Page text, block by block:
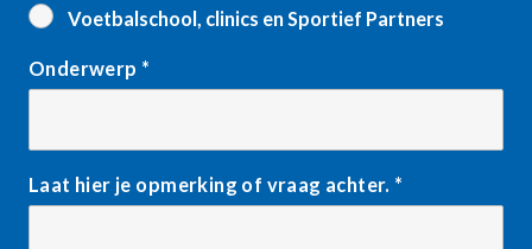
Voetbalschool, clinics en Sportief Partners
Onderwerp *
Laat hier je opmerking of vraag achter. *